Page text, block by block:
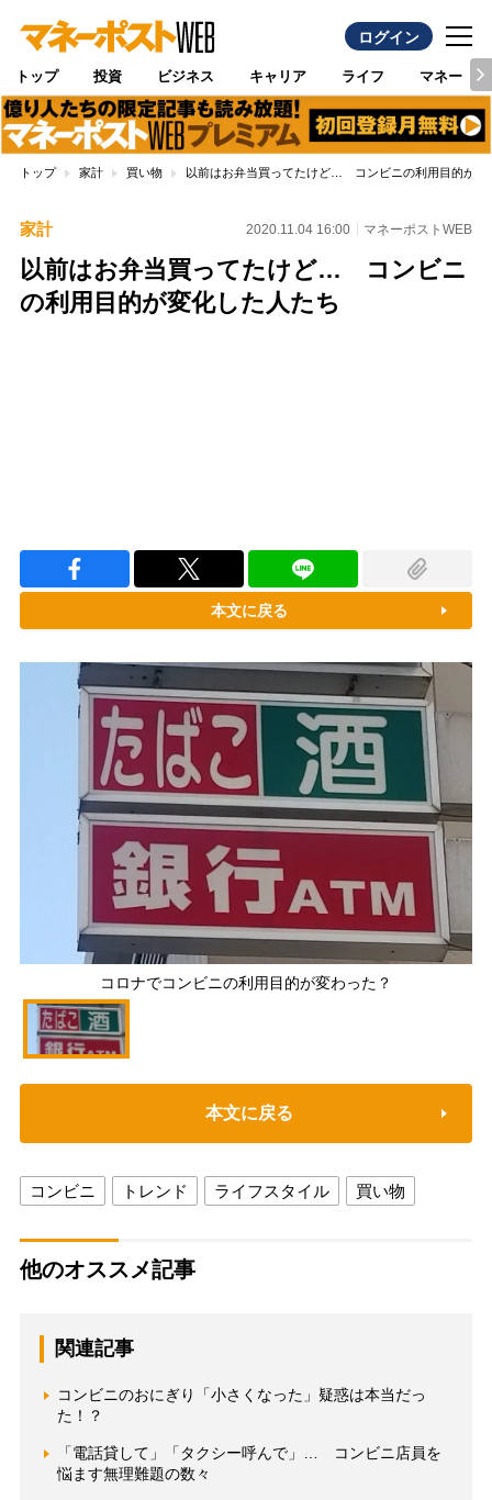
ログイン
トップ 投資 ビジネス キャリア ライフ マネー
トップ 家計 買い物 以前はお弁当買ってたけど… コンビニの利用目的が変
家計 2020.11.04 16:00 マネーポストWEB
以前はお弁当買ってたけど… コンビニ
の利用目的が変化した人たち
本文に戻る
コロナでコンビニの利用目的が変わった？
本文に戻る
コンビニ トレンド ライフスタイル 買い物
他のオススメ記事
関連記事
コンビニのおにぎり「小さくなった」疑惑は本当だっ
た！？
「電話貸して」「タクシー呼んで」… コンビニ店員を
悩ます無理難題の数々